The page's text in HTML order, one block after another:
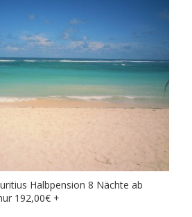
Halbpension 8 Nächte ab
192,00€ +